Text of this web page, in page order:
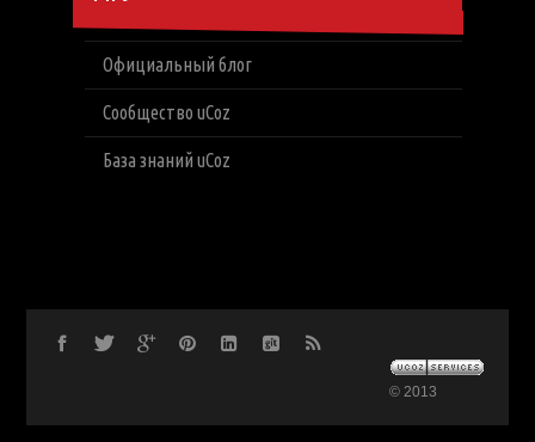
Официальный блог
Сообщество uCoz
База знаний uCoz
© 2013